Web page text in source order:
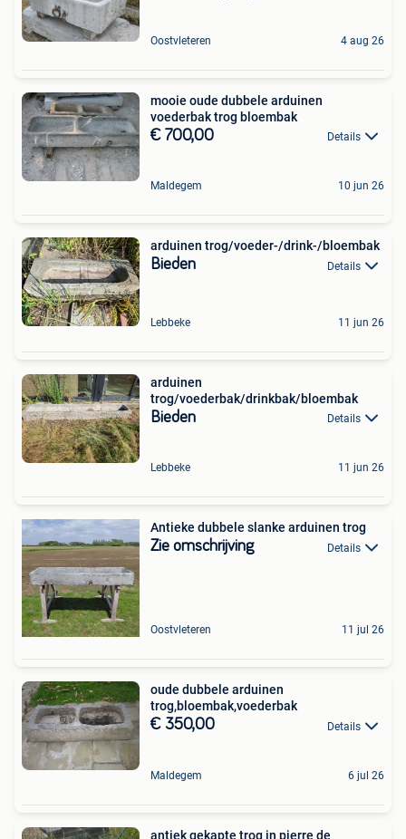
Oostvleteren 4 aug 26
mooie oude dubbele arduinen
voederbak trog bloembak
€ 700,00 Details
Maldegem 10 jun 26
arduinen trog/voeder-/drink-/bloembak
Bieden Details
Lebbeke 11 jun 26
arduinen
trog/voederbak/drinkbak/bloembak
Bieden Details
Lebbeke 11 jun 26
Antieke dubbele slanke arduinen trog
Zie omschrijving Details
Oostvleteren 11 jul 26
oude dubbele arduinen
trog,bloembak,voederbak
€ 350,00 Details
Maldegem 6 jul 26
antiek gekapte trog in pierre de